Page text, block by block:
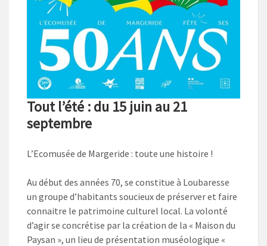
Tout l’été : du 15 juin au 21
septembre
L’Ecomusée de Margeride : toute une histoire !
Au début des années 70, se constitue à Loubaresse
un groupe d’habitants soucieux de préserver et faire
connaitre le patrimoine culturel local. La volonté
d’agir se concrétise par la création de la « Maison du
Paysan », un lieu de présentation muséologique «